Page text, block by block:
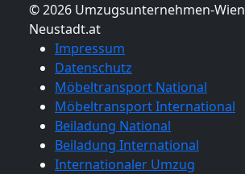
© 2026 Umzugsunternehmen-
Neustadt.at
Impressum
Datenschutz
Möbeltransport National
Möbeltransport International
Beiladung National
Beiladung International
Internationaler Umzug